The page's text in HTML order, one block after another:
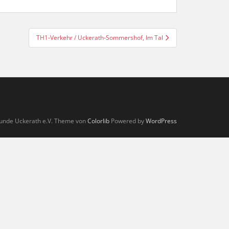
TH1-Verkehr / Uckerath-Sommershof, Im Tal
Uckerath e.V. Theme vonColorlib Powered byWordPress